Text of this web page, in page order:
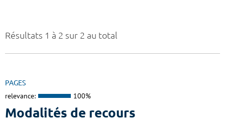
Résultats 1 à 2 sur 2 au total
PAGES
relevance: 100%
Modalités de recours